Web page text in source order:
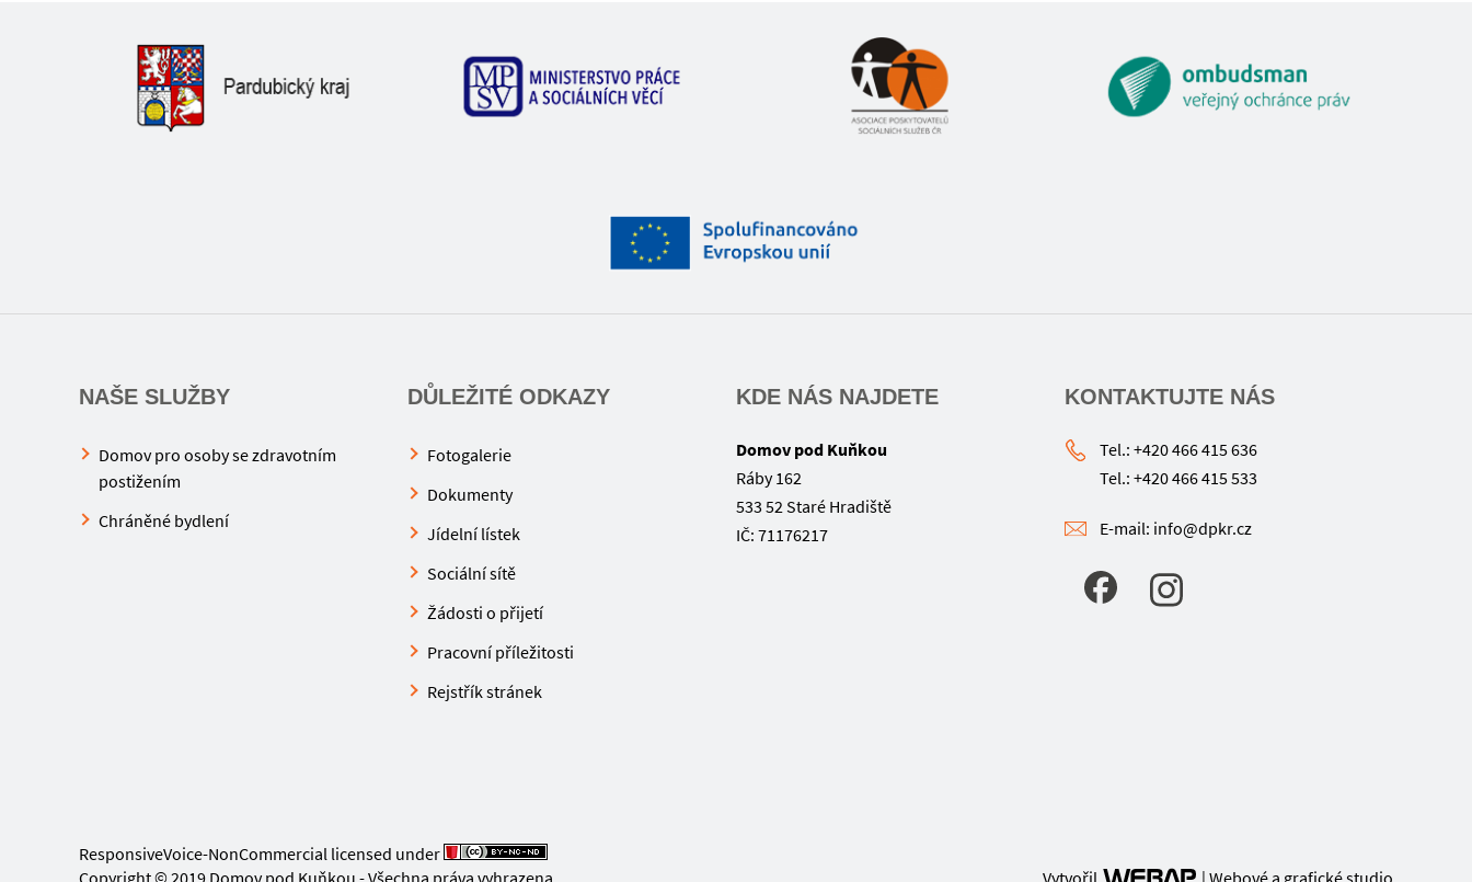
NAŠE SLUŽBY
Domov pro osoby se zdravotním
postižením
Chráněné bydlení
DŮLEŽITÉ ODKAZY
Fotogalerie
Dokumenty
Jídelní lístek
Sociální sítě
Žádosti o přijetí
Pracovní příležitosti
Rejstřík stránek
KDE NÁS NAJDETE
Domov pod Kuňkou
Ráby 162
533 52 Staré Hradiště
IČ: 71176217
KONTAKTUJTE NÁS
Tel.: +420 466 415 636
Tel.: +420 466 415 533
E-mail: info@dpkr.cz
ResponsiveVoice-NonCommercial licensed under